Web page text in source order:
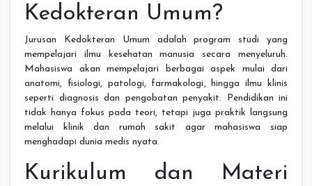
Kedokteran Umum?
Jurusan Kedokteran Umum adalah program studi yang
mempelajari ilmu kesehatan manusia secara menyeluruh.
Mahasiswa akan mempelajari berbagai aspek mulai dari
anatomi, fisiologi, patologi, farmakologi, hingga ilmu klinis
seperti diagnosis dan pengobatan penyakit. Pendidikan ini
tidak hanya fokus pada teori, tetapi juga praktik langsung
melalui klinik dan rumah sakit agar mahasiswa siap
menghadapi dunia medis nyata.
Kurikulum dan Materi